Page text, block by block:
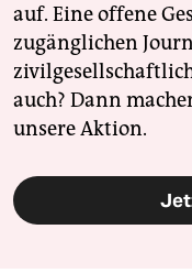
auf. Eine offene
zugänglichen
auch? Dann
unsere Aktion.